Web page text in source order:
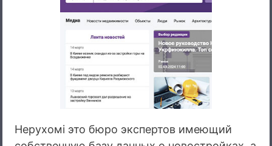
Нерухомі это бюро экспертов имеющий